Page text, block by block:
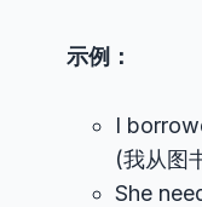
示例：
I
(我从图
She